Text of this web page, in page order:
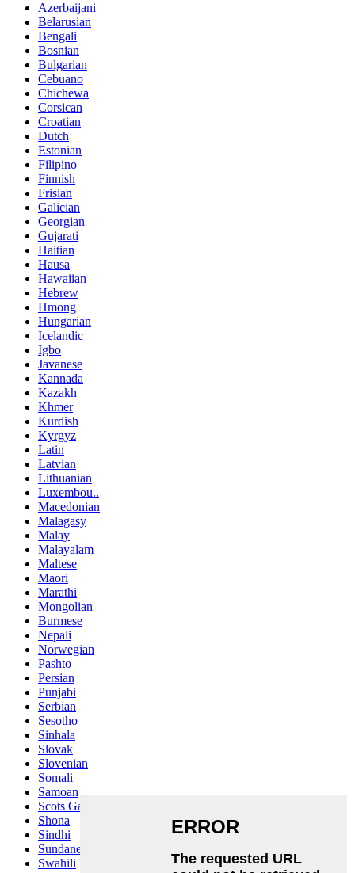
Azerbaijani
Belarusian
Bengali
Bosnian
Bulgarian
Cebuano
Chichewa
Corsican
Croatian
Dutch
Estonian
Filipino
Finnish
Frisian
Galician
Georgian
Gujarati
Haitian
Hausa
Hawaiian
Hebrew
Hmong
Hungarian
Icelandic
Igbo
Javanese
Kannada
Kazakh
Khmer
Kurdish
Kyrgyz
Latin
Latvian
Lithuanian
Luxembou..
Macedonian
Malagasy
Malay
Malayalam
Maltese
Maori
Marathi
Mongolian
Burmese
Nepali
Norwegian
Pashto
Persian
Punjabi
Serbian
Sesotho
Sinhala
Slovak
Slovenian
Somali
Samoan
Scots Gaelic
Shona
Sindhi
Sundanese
Swahili